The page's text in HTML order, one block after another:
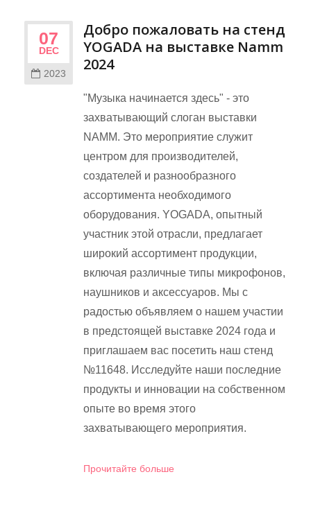
07
DEC
2023
Добро пожаловать на стенд
YOGADA на выставке Namm
2024
"Музыка начинается здесь" - это
захватывающий слоган выставки
NAMM. Это мероприятие служит
центром для производителей,
создателей и разнообразного
ассортимента необходимого
оборудования. YOGADA, опытный
участник этой отрасли, предлагает
широкий ассортимент продукции,
включая различные типы микрофонов,
наушников и аксессуаров. Мы с
радостью объявляем о нашем участии
в предстоящей выставке 2024 года и
приглашаем вас посетить наш стенд
№11648. Исследуйте наши последние
продукты и инновации на собственном
опыте во время этого
захватывающего мероприятия.
Прочитайте больше